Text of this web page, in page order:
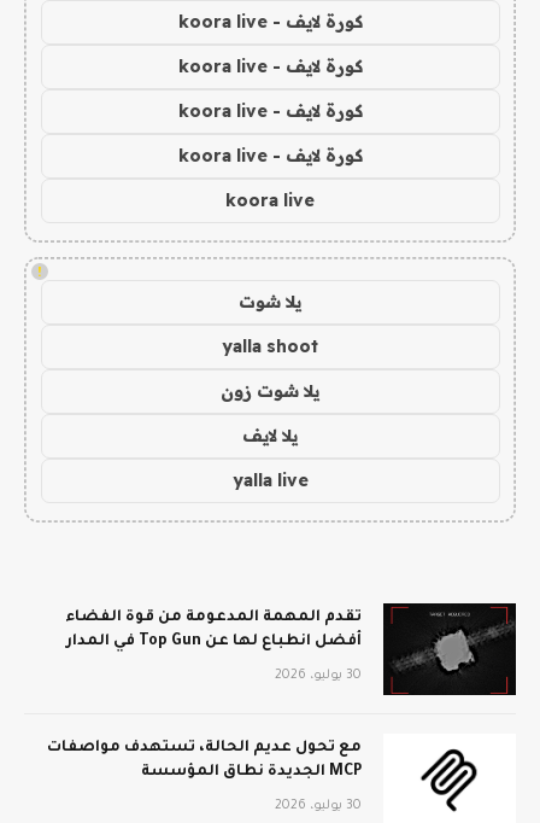
كورة لايف - koora live
كورة لايف - koora live
كورة لايف - koora live
كورة لايف - koora live
koora live
!
يلا شوت
yalla shoot
يلا شوت زون
يلا لايف
yalla live
تقدم المهمة المدعومة من قوة الفضاء
أفضل انطباع لها عن Top Gun في المدار
30 يوليو، 2026
مع تحول عديم الحالة، تستهدف مواصفات
MCP الجديدة نطاق المؤسسة
30 يوليو، 2026